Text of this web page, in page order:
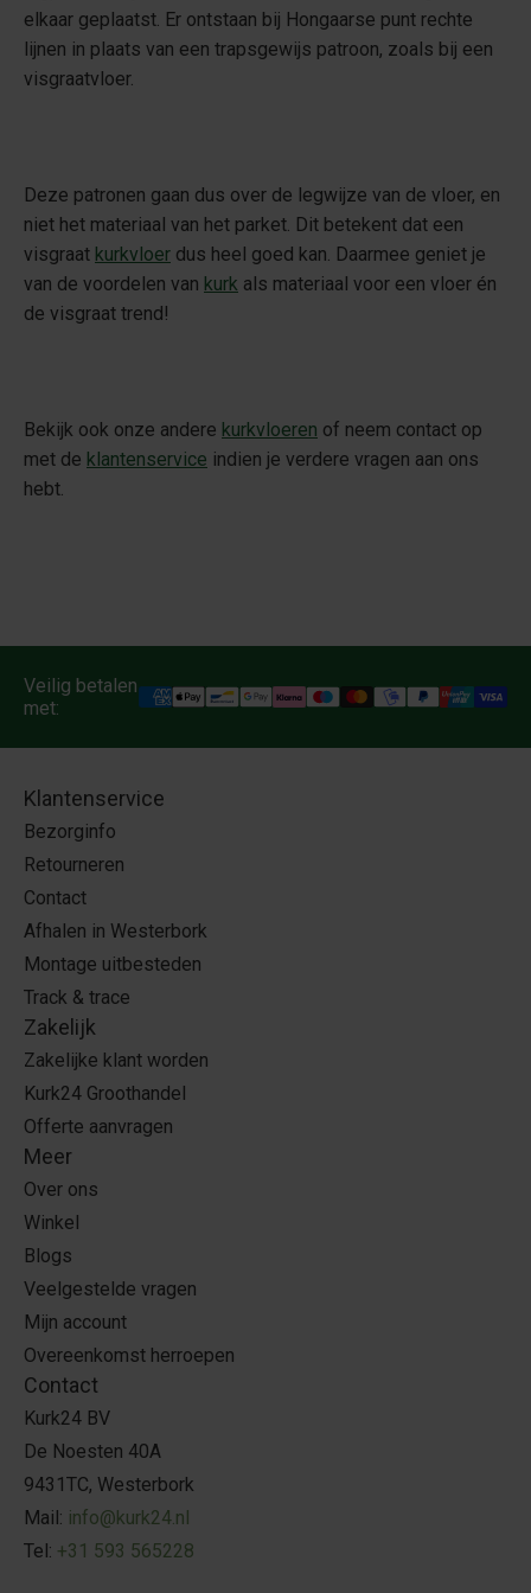
elkaar geplaatst. Er ontstaan bij Hongaarse punt rechte
lijnen in plaats van een trapsgewijs patroon, zoals bij een
visgraatvloer.
Deze patronen gaan dus over de legwijze van de vloer, en
niet het materiaal van het parket. Dit betekent dat een
visgraat kurkvloer dus heel goed kan. Daarmee geniet je
van de voordelen van kurk als materiaal voor een vloer én
de visgraat trend!
Bekijk ook onze andere kurkvloeren of neem contact op
met de klantenservice indien je verdere vragen aan ons
hebt.
Veilig betalen
met:
Klantenservice
Bezorginfo
Retourneren
Contact
Afhalen in Westerbork
Montage uitbesteden
Track & trace
Zakelijk
Zakelijke klant worden
Kurk24 Groothandel
Offerte aanvragen
Meer
Over ons
Winkel
Blogs
Veelgestelde vragen
Mijn account
Overeenkomst herroepen
Contact
Kurk24 BV
De Noesten 40A
9431TC, Westerbork
Mail: info@kurk24.nl
Tel: +31 593 565228